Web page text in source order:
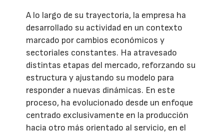
A lo largo de su trayectoria, la empresa ha
desarrollado su actividad en un contexto
marcado por cambios económicos y
sectoriales constantes. Ha atravesado
distintas etapas del mercado, reforzando su
estructura y ajustando su modelo para
responder a nuevas dinámicas. En este
proceso, ha evolucionado desde un enfoque
centrado exclusivamente en la producción
hacia otro más orientado al servicio, en el